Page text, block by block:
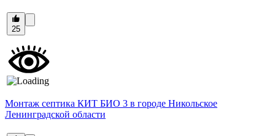
25
Монтаж септика КИТ БИО 3 в городе Никольское
Ленинградской области